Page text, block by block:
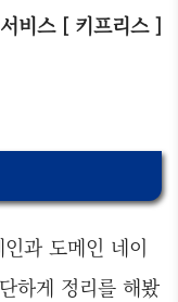
비스 [ 키프리스 ]
과 도메인 네이
하게 정리를 해봤